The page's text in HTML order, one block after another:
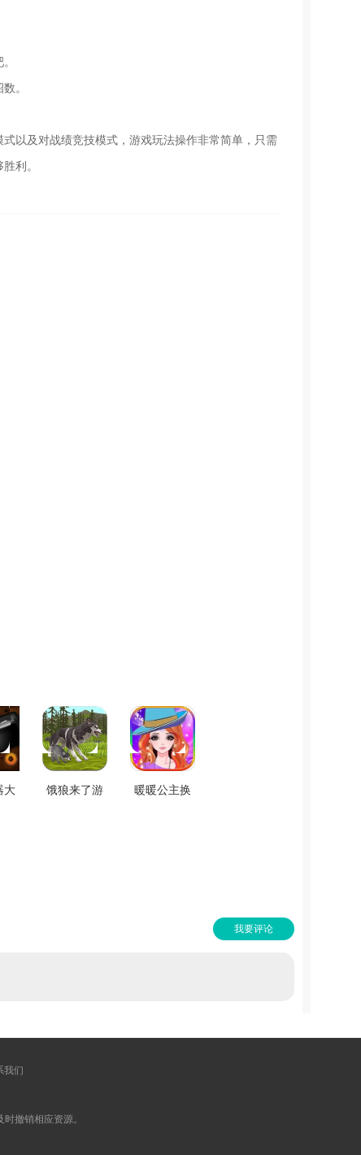
。
以及对战绩竞技模式，游戏玩法操作非常简单，只需
利。
大
饿狼来了游
暖暖公主换
我要评论
我们
撤销相应资源。